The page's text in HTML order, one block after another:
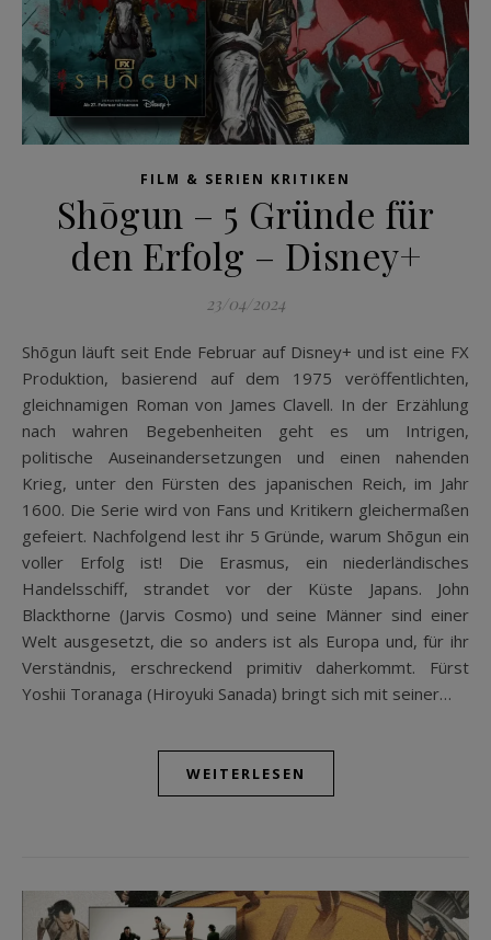
FILM & SERIEN KRITIKEN
Shōgun – 5 Gründe für
den Erfolg – Disney+
23/04/2024
Shōgun läuft seit Ende Februar auf Disney+ und ist eine FX
Produktion, basierend auf dem 1975 veröffentlichten,
gleichnamigen Roman von James Clavell. In der Erzählung
nach wahren Begebenheiten geht es um Intrigen,
politische Auseinandersetzungen und einen nahenden
Krieg, unter den Fürsten des japanischen Reich, im Jahr
1600. Die Serie wird von Fans und Kritikern gleichermaßen
gefeiert. Nachfolgend lest ihr 5 Gründe, warum Shōgun ein
voller Erfolg ist! Die Erasmus, ein niederländisches
Handelsschiff, strandet vor der Küste Japans. John
Blackthorne (Jarvis Cosmo) und seine Männer sind einer
Welt ausgesetzt, die so anders ist als Europa und, für ihr
Verständnis, erschreckend primitiv daherkommt. Fürst
Yoshii Toranaga (Hiroyuki Sanada) bringt sich mit seiner…
WEITERLESEN